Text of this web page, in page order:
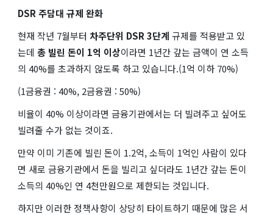
DSR 주담대 규제 완화
현재 작년 7월부터 차주단위 DSR 3단계 규제를 적용받고 있
는데 총 빌린 돈이 1억 이상이라면 1년간 갚는 금액이 연 소득
의 40%를 초과하지 않도록 하고 있습니다.(1억 이하 70%)
(1금융권 : 40%, 2금융권 : 50%)
비율이 40% 이상이라면 금융기관에서는 더 빌려주고 싶어도
빌려줄 수가 없는 것이죠.
만약 이미 기존에 빌린 돈이 1.2억, 소득이 1억인 사람이 있다
면 새로 금융기관에서 돈을 빌리고 싶더라도 1년간 갚는 돈이
소득의 40%인 연 4천만원으로 제한되는 것입니다.
하지만 이러한 정책사항이 상당히 타이트하기 때문에 많은 서